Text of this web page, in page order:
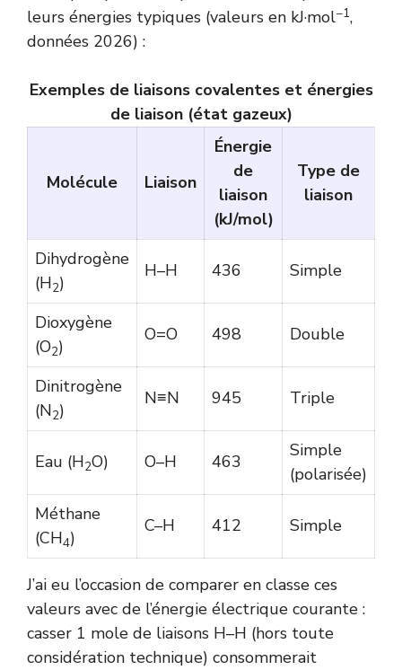
leurs énergies typiques (valeurs en kJ·mol−1,
données 2026) :
Exemples de liaisons covalentes et énergies
de liaison (état gazeux)
Molécule Liaison
Énergie
de
liaison
(kJ/mol)
Type de
liaison
Dihydrogène
(H2)
H–H 436 Simple
Dioxygène
(O2)
O=O 498 Double
Dinitrogène
(N2)
N≡N 945 Triple
Eau (H2O) O–H 463
Simple
(polarisée)
Méthane
(CH4)
C–H 412 Simple
J’ai eu l’occasion de comparer en classe ces
valeurs avec de l’énergie électrique courante :
casser 1 mole de liaisons H–H (hors toute
considération technique) consommerait